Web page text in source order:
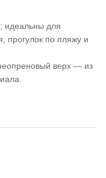
идеальны для
прогулок по пляжу и
верх — из